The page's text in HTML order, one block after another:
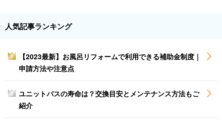
人気記事ランキング
1
【2023最新】お風呂リフォームで利用できる補助金制度｜
申請方法や注意点
2
ユニットバスの寿命は？交換目安とメンテナンス方法もご
紹介